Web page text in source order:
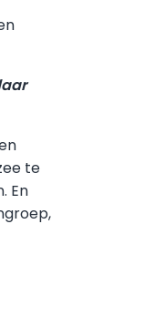
te
En